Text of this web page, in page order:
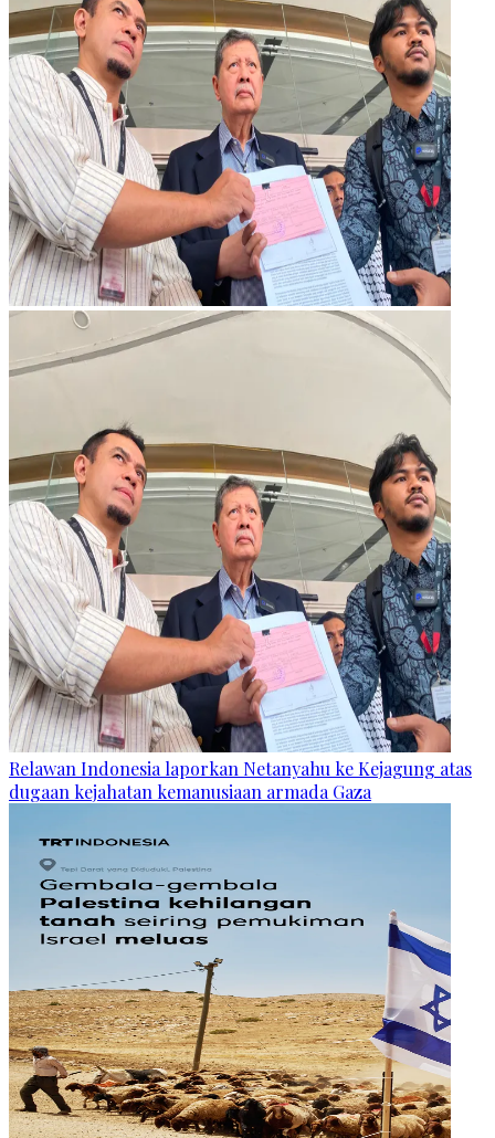
Relawan Indonesia laporkan Netanyahu ke Kejagung atas
dugaan kejahatan kemanusiaan armada Gaza